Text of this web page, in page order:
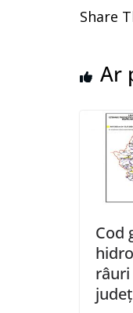
Share
Ar
Cod